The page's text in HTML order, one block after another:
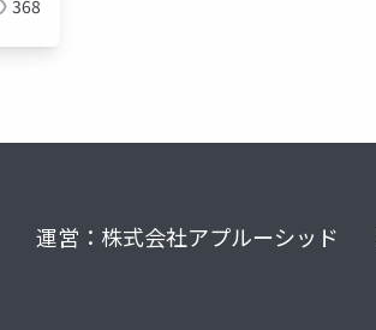
368
運営：株式会社アプルーシッド